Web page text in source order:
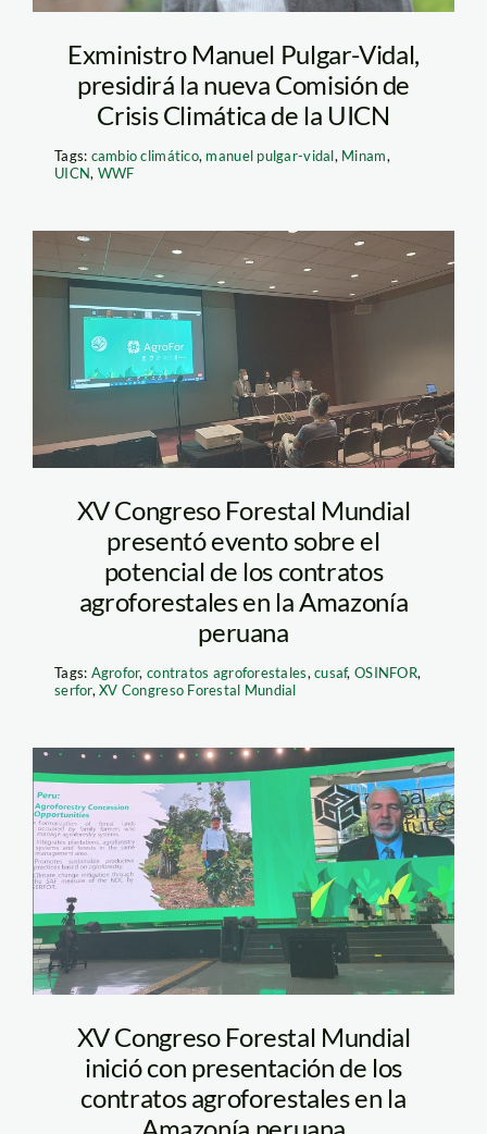
Exministro Manuel Pulgar-Vidal,
presidirá la nueva Comisión de
Crisis Climática de la UICN
Tags: cambio climático, manuel pulgar-vidal, Minam,
UICN, WWF
WhatsApp Image
2022-05-04 at
11.33.00 AM
XV Congreso Forestal Mundial
presentó evento sobre el
potencial de los contratos
agroforestales en la Amazonía
peruana
Tags: Agrofor,contratos agroforestales,cusaf, OSINFOR,
serfor,XV Congreso Forestal Mundial
congreso mundial
agroforestal FOTO
XV Congreso Forestal Mundial
inició con presentación de los
contratos agroforestales en la